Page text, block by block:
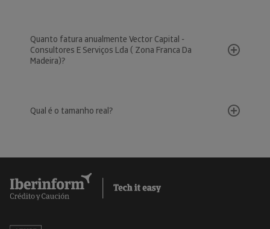
Quanto fatura anualmente Vector Capital -
Consultores E Serviços Lda ( Zona Franca Da
Madeira)?
Qual é o tamanho real?